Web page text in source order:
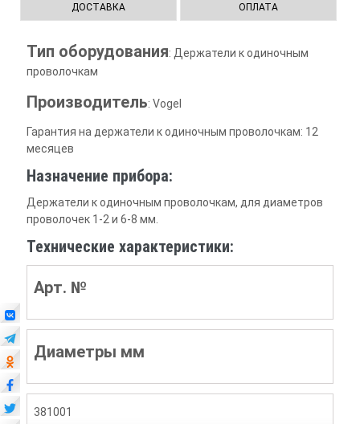
ДОСТАВКА ОПЛАТА
Тип оборудования: Держатели к одиночным
проволочкам
Производитель: Vogel
Гарантия на держатели к одиночным проволочкам: 12
месяцев
Назначение прибора:
Держатели к одиночным проволочкам, для диаметров
проволочек 1-2 и 6-8 мм.
Технические характеристики:
Арт. №
Диаметры мм
381001